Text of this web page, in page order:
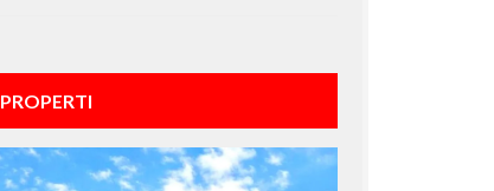
PROPERTI